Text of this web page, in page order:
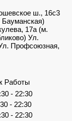
ш., 16с3
17а (м.
Ул.
Профсоюзная,
Работы
- 22:30
- 22:30
- 22:30